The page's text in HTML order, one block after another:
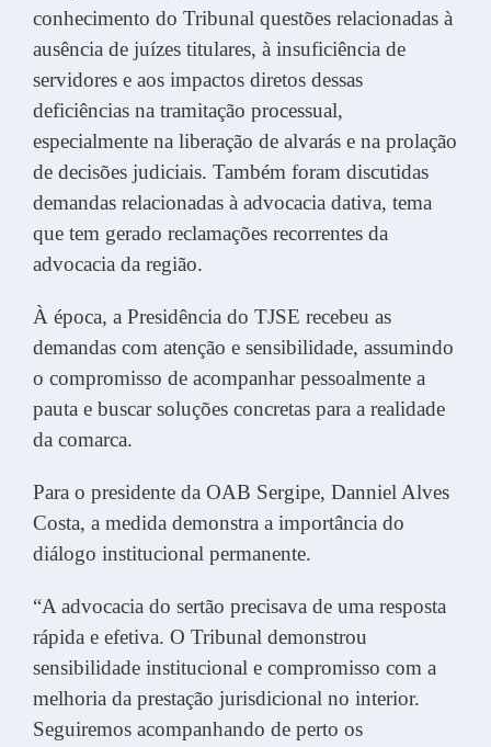
conhecimento do Tribunal questões relacionadas à
ausência de juízes titulares, à insuficiência de
servidores e aos impactos diretos dessas
deficiências na tramitação processual,
especialmente na liberação de alvarás e na prolação
de decisões judiciais. Também foram discutidas
demandas relacionadas à advocacia dativa, tema
que tem gerado reclamações recorrentes da
advocacia da região.
À época, a Presidência do TJSE recebeu as
demandas com atenção e sensibilidade, assumindo
o compromisso de acompanhar pessoalmente a
pauta e buscar soluções concretas para a realidade
da comarca.
Para o presidente da OAB Sergipe, Danniel Alves
Costa, a medida demonstra a importância do
diálogo institucional permanente.
“A advocacia do sertão precisava de uma resposta
rápida e efetiva. O Tribunal demonstrou
sensibilidade institucional e compromisso com a
melhoria da prestação jurisdicional no interior.
Seguiremos acompanhando de perto os